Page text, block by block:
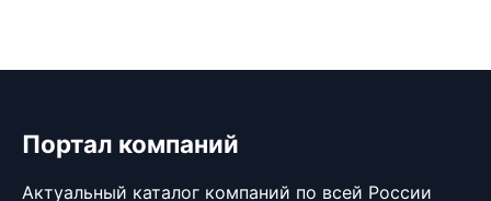
Портал компаний
Актуальный каталог компаний по всей России